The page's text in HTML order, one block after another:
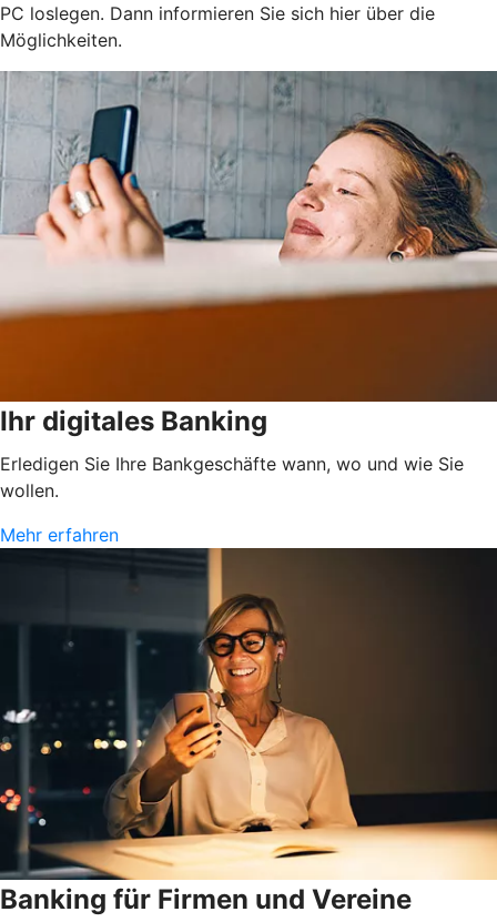
PC loslegen. Dann informieren Sie sich hier über die
Möglichkeiten.
Ihr digitales Banking
Erledigen Sie Ihre Bankgeschäfte wann, wo und wie Sie
wollen.
Mehr erfahren
Banking für Firmen und Vereine